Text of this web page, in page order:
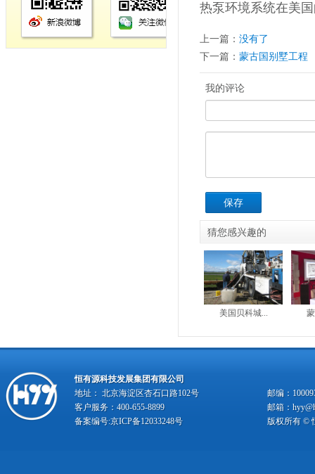
热泵环境系统在美
上一篇： 没有了
下一篇： 蒙古国别墅工程
我的评论
保存
猜您感兴趣的
美国贝科城...
恒有源科技发展集团有限公司
地址： 北京海淀区杏石口路102号
邮编：
客户服务：400-655-8899
邮箱：
备案编号:京ICP备12033248号 版权所有 ©